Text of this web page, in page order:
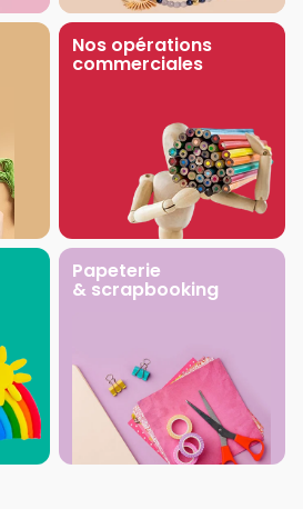
Nos opérations
commerciales
Papeterie
& scrapbooking